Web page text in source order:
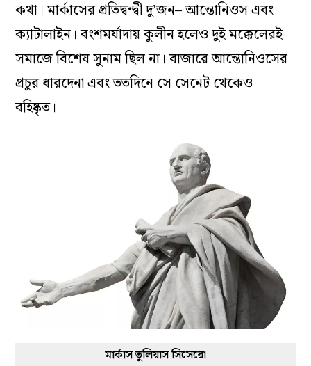
কথা। মার্কাসের প্রতিদ্বন্দ্বী দু’জন– আন্তোনিওস এবং
ক্যাটালাইন। বংশমর্যাদায় কুলীন হলেও দুই মক্কেলেরই
সমাজে বিশেষ সুনাম ছিল না। বাজারে আন্তোনিওসের
প্রচুর ধারদেনা এবং ততদিনে সে সেনেট থেকেও
বহিষ্কৃত।
মার্কাস তুলিয়াস সিসেরো